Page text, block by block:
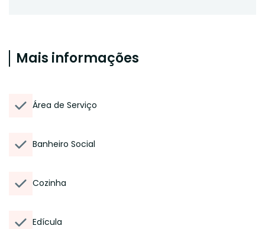
Mais informações
Área de Serviço
Banheiro Social
Cozinha
Edícula